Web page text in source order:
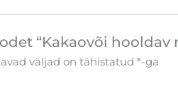
“Kakaovõi hooldav
väljad on tähistatud*-ga